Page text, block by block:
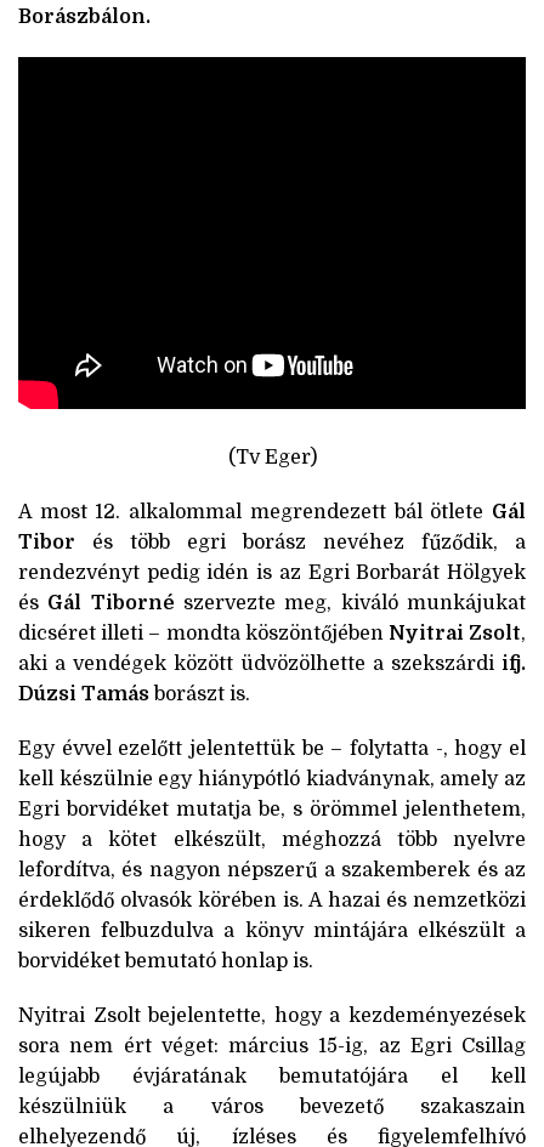
Borászbálon.
(Tv Eger)
A most 12. alkalommal megrendezett bál ötlete Gál
Tibor és több egri borász nevéhez fűződik, a
rendezvényt pedig idén is az Egri Borbarát Hölgyek
és Gál Tiborné szervezte meg, kiváló munkájukat
dicséret illeti – mondta köszöntőjében Nyitrai Zsolt,
aki a vendégek között üdvözölhette a szekszárdi ifj.
Dúzsi Tamás borászt is.
Egy évvel ezelőtt jelentettük be – folytatta -, hogy el
kell készülnie egy hiánypótló kiadványnak, amely az
Egri borvidéket mutatja be, s örömmel jelenthetem,
hogy a kötet elkészült, méghozzá több nyelvre
lefordítva, és nagyon népszerű a szakemberek és az
érdeklődő olvasók körében is. A hazai és nemzetközi
sikeren felbuzdulva a könyv mintájára elkészült a
borvidéket bemutató honlap is.
Nyitrai Zsolt bejelentette, hogy a kezdeményezések
sora nem ért véget: március 15-ig, az Egri Csillag
legújabb évjáratának bemutatójára el kell
készülniük a város bevezető szakaszain
elhelyezendő új, ízléses és figyelemfelhívó